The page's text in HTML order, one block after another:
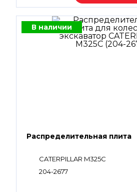
В наличии
Распределительная плита
CATERPILLAR M325C
204-2677